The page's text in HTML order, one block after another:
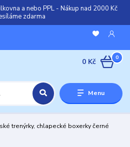
a nebo PPL - Nákup nad 2000 Kč
zdarma
Menu
0
0 Kč
trenýrky, chlapecké boxerky černé